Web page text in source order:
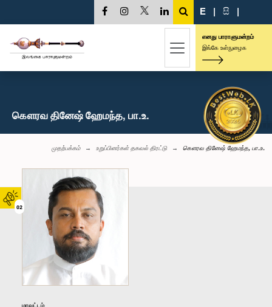
02
E | සි |
எனது பாராளுமன்றம்
இங்கே உள்நுழைக
கௌரவ தினேஷ் ஹேமந்த, பா.உ.
முதற்பக்கம் உறுப்பினர்கள் தகவல் திரட்டு கௌரவ தினேஷ் ஹேமந்த, பா.உ.
மாவட்டம்